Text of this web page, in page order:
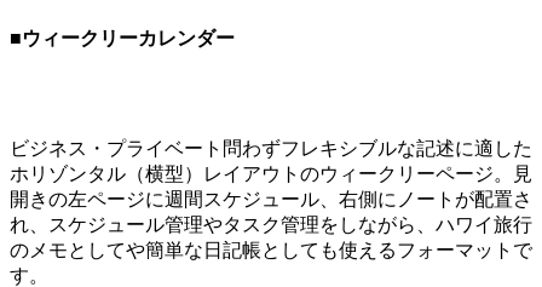
■ウィークリーカレンダー
ビジネス・プライベート問わずフレキシブルな記述に適した
ホリゾンタル（横型）レイアウトのウィークリーページ。見
開きの左ページに週間スケジュール、右側にノートが配置さ
れ、スケジュール管理やタスク管理をしながら、ハワイ旅行
のメモとしてや簡単な日記帳としても使えるフォーマットで
す。